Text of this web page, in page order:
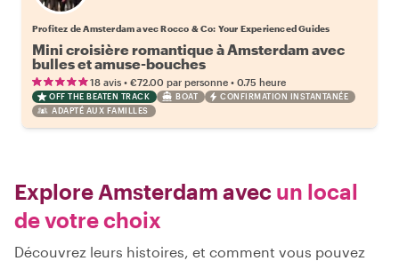
Profitez de Amsterdam avec Rocco & Co: Your Experienced Guides
Mini croisière romantique à Amsterdam avec
bulles et amuse-bouches
18 avis • €72.00 par personne • 0.75 heure
OFF THE BEATEN TRACK BOAT
CONFIRMATION INSTANTANÉE
ADAPTÉ AUX FAMILLES
Explore Amsterdam avec un local
de votre choix
Découvrez leurs histoires, et comment vous pouvez